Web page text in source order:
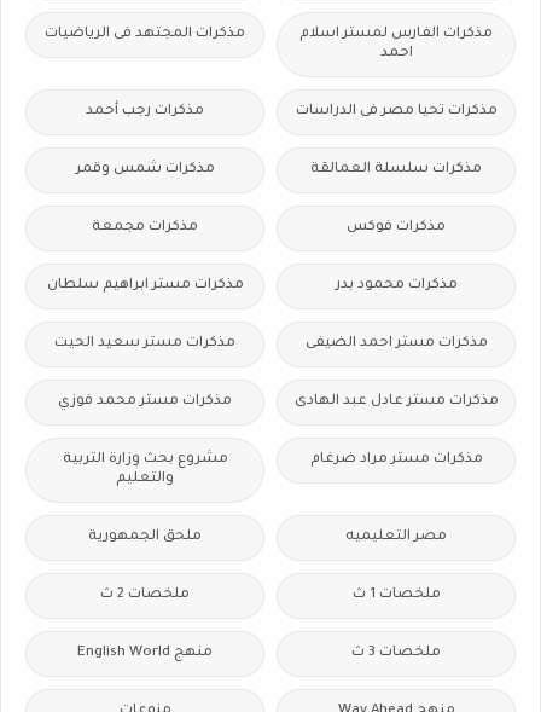
مذكرات الفارس لمستر اسلام
احمد
مذكرات المجتهد فى الرياضيات
مذكرات تحيا مصر فى الدراسات مذكرات رجب أحمد
مذكرات سلسلة العمالقة مذكرات شمس وقمر
مذكرات فوكس مذكرات مجمعة
مذكرات محمود بدر مذكرات مستر ابراهيم سلطان
مذكرات مستر احمد الضيفى مذكرات مستر سعيد الحيت
مذكرات مستر عادل عبد الهادى مذكرات مستر محمد فوزي
مذكرات مستر مراد ضرغام
مشروع بحث وزارة التربية
والتعليم
مصر التعليميه ملحق الجمهورية
ملخصات 1 ث ملخصات 2 ث
ملخصات 3 ث منهج English World